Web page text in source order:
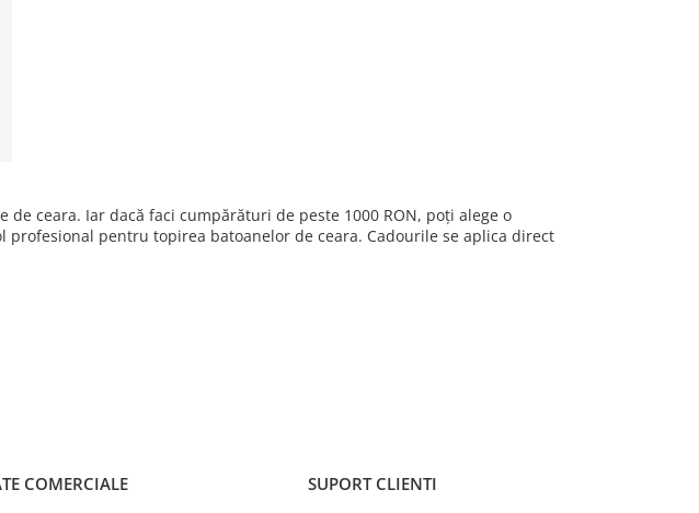
ceara. Iar dacă faci cumpărături de peste 1000 RON, poți alege o
pentru topirea batoanelor de ceara. Cadourile se aplica direct
COMERCIALE SUPORT CLIENTI